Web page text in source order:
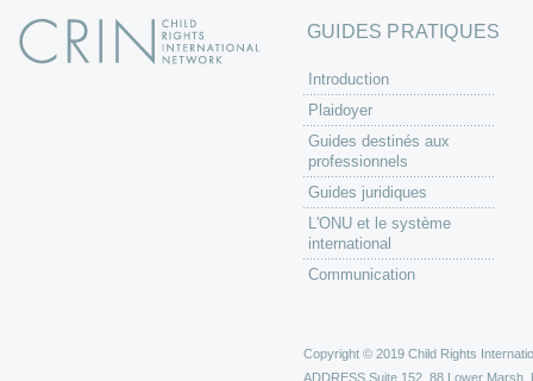
GUIDES PRATIQUES
Introduction
Plaidoyer
Guides destinés aux
professionnels
Guides juridiques
L'ONU et le système
international
Communication
Copyright © 2019 Child Rights
ADDRESS Suite 152, 88 Lower Marsh,